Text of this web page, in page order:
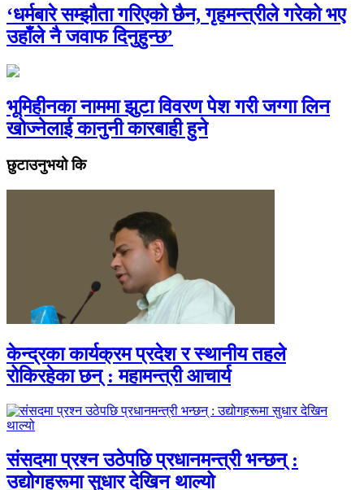
‘धर्मबारे सम्झौता गरिएको छैन, गृहमन्त्रीले गरेको भए
उहाँले नै जवाफ दिनुहुन्छ’
भूमिहीनका नाममा झुटा विवरण पेश गरी जग्गा लिन
खोज्नेलाई कानुनी कारबाही हुने
छुटाउनुभयो कि
केन्द्रका कार्यक्रम प्रदेश र स्थानीय तहले
रोकिरहेका छन् : महामन्त्री आचार्य
संसदमा प्रश्न उठेपछि प्रधानमन्त्री भन्छन् :
उद्योगहरूमा सुधार देखिन थाल्यो